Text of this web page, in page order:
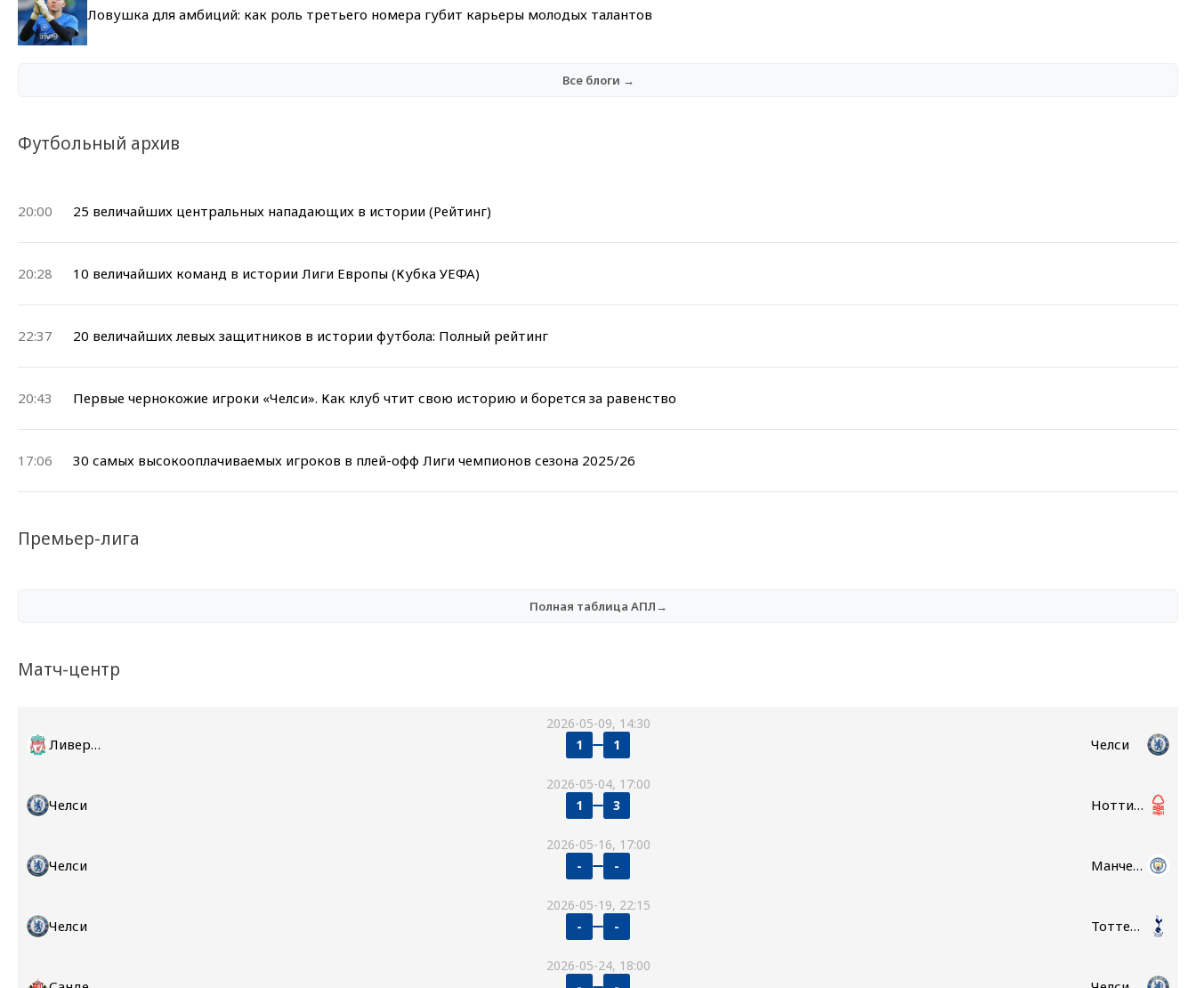
Ловушка для амбиций: как роль третьего номера губит карьеры молодых талантов
Все блоги →
Футбольный архив
20:00 25 величайших центральных нападающих в истории (Рейтинг)
20:28 10 величайших команд в истории Лиги Европы (Кубка УЕФА)
22:37 20 величайших левых защитников в истории футбола: Полный рейтинг
20:43 Первые чернокожие игроки «Челси». Как клуб чтит свою историю и борется за равенство
17:06 30 самых высокооплачиваемых игроков в плей-офф Лиги чемпионов сезона 2025/26
Премьер-лига
Полная таблица АПЛ→
Матч-центр
2026-05-09, 14:30
Ливерпуль 1 1 Челси
2026-05-04, 17:00
Челси 1 3 Ноттингем Форест
2026-05-16, 17:00
Челси - - Манчестер Сити
2026-05-19, 22:15
Челси - - Тоттенхэм
2026-05-24, 18:00